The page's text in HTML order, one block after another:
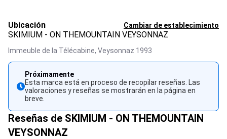
Ubicación Cambiar de establecimiento
SKIMIUM - ON THEMOUNTAIN VEYSONNAZ
Immeuble de la Télécabine, Veysonnaz 1993
Próximamente
Esta marca está en proceso de recopilar reseñas. Las
valoraciones y reseñas se mostrarán en la página en
breve.
Reseñas de SKIMIUM - ON THEMOUNTAIN
VEYSONNAZ